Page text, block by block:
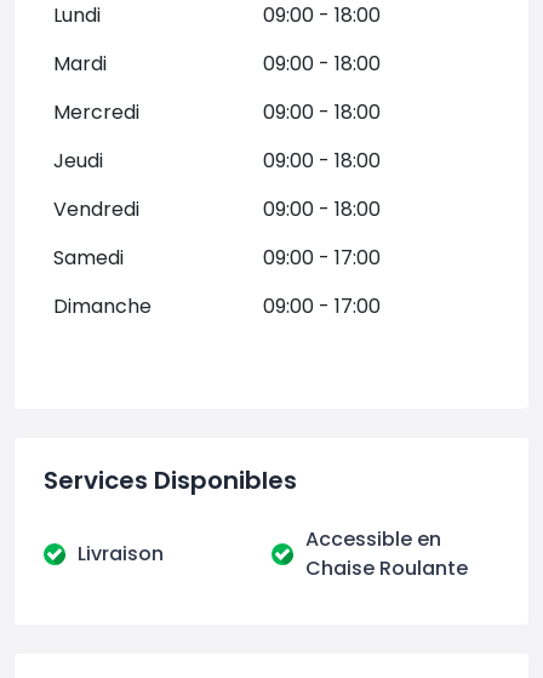
Lundi
09:00 - 18:00
Mardi
09:00 - 18:00
Mercredi
09:00 - 18:00
Jeudi
09:00 - 18:00
Vendredi
09:00 - 18:00
Samedi
09:00 - 17:00
Dimanche
09:00 - 17:00
Services Disponibles
Livraison
Accessible en
Chaise Roulante